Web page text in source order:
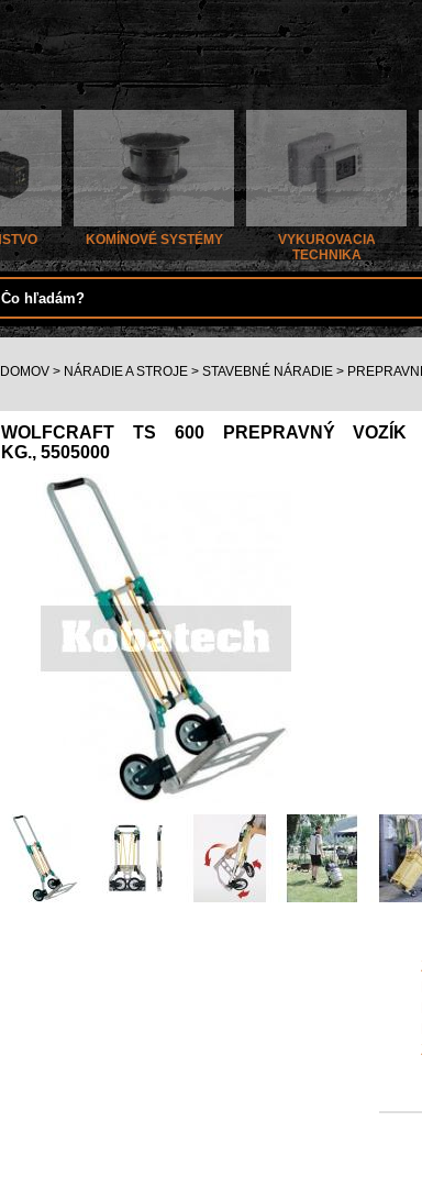
KOMÍNOVÉ SYSTÉMY
VYKUROVACIA
TECHNIKA
DOMOV > NÁRADIE A STROJE > STAVEBNÉ NÁRADIE >
WOLFCRAFT TS 600 PREPRAVNÝ VOZÍK
KG., 5505000